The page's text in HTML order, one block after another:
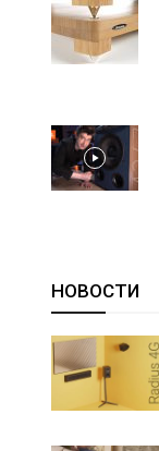
НОВОСТИ